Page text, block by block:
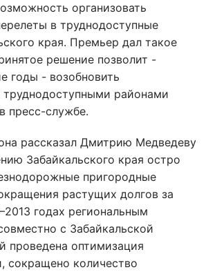
организовать
в труднодоступные
края. Премьер дал такое
решение позволит -
годы - возобновить
районами
пресс-службе.
рассказал Дмитрию Медведеву
Забайкальского края остро
пригородные
растущих долгов за
годах региональным
с Забайкальской
проведена оптимизация
сокращено количество